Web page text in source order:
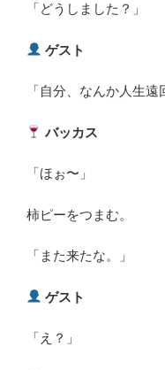
「どうしました？」
ゲスト
「自分、なんか人生
バッカス
「ほぉ〜」
柿ピーをつまむ。
「また来たな。」
ゲスト
「え？」